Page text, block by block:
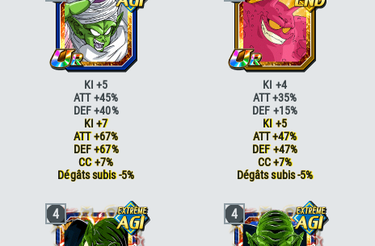
Briser la limite
KI +2
Briser la limiteKI +2 ATT +5% DEF +5%
ATT +25% DEF +25% <=80% HP
BossATT +25% DEF +25%
KI +5
ATT +45%
DEF +40%
KI +7
ATT +67%
DEF +67%
CC +7%
Dégâts subis -5%
Briser la limite
KI +2
Briser la limiteKI +2 ATT +5% DEF +5%
Ambition de conquêteATT +15%
Ambition de conquêteATT +15% DEF
KI +4
ATT +35%
DEF +15%
KI +5
ATT +47%
DEF +47%
CC +7%
Dégâts subis -5%
4 4